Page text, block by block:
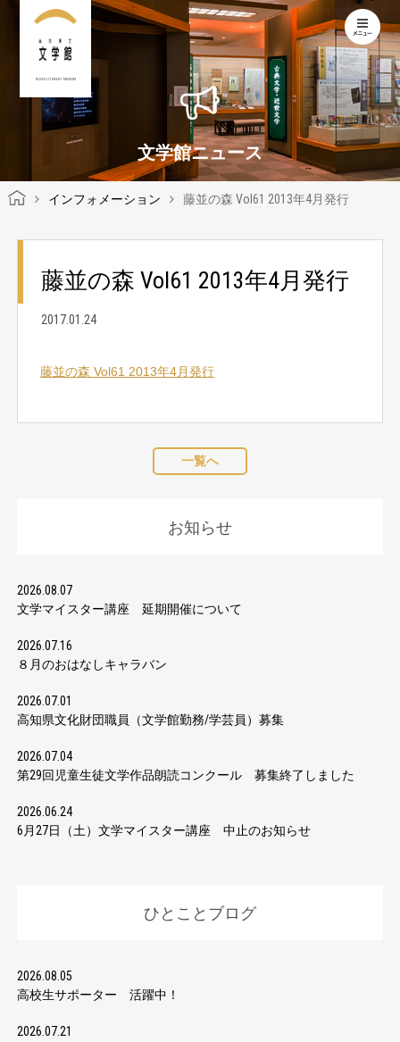
KOCHI LITERARY MUSEUM
文学館ニュース
インフォメーション 藤並の森 Vol61 2013年4月発行
藤並の森 Vol61 2013年4月発行
2017.01.24
藤並の森 Vol61 2013年4月発行
一覧へ
お知らせ
2026.08.07
文学マイスター講座 延期開催について
2026.07.16
８月のおはなしキャラバン
2026.07.01
高知県文化財団職員（文学館勤務/学芸員）募集
2026.07.04
第29回児童生徒文学作品朗読コンクール 募集終了しました
2026.06.24
6月27日（土）文学マイスター講座 中止のお知らせ
ひとことブログ
2026.08.05
高校生サポーター 活躍中！
2026.07.21